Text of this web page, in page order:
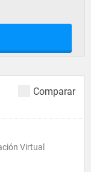
Comparar
Virtual